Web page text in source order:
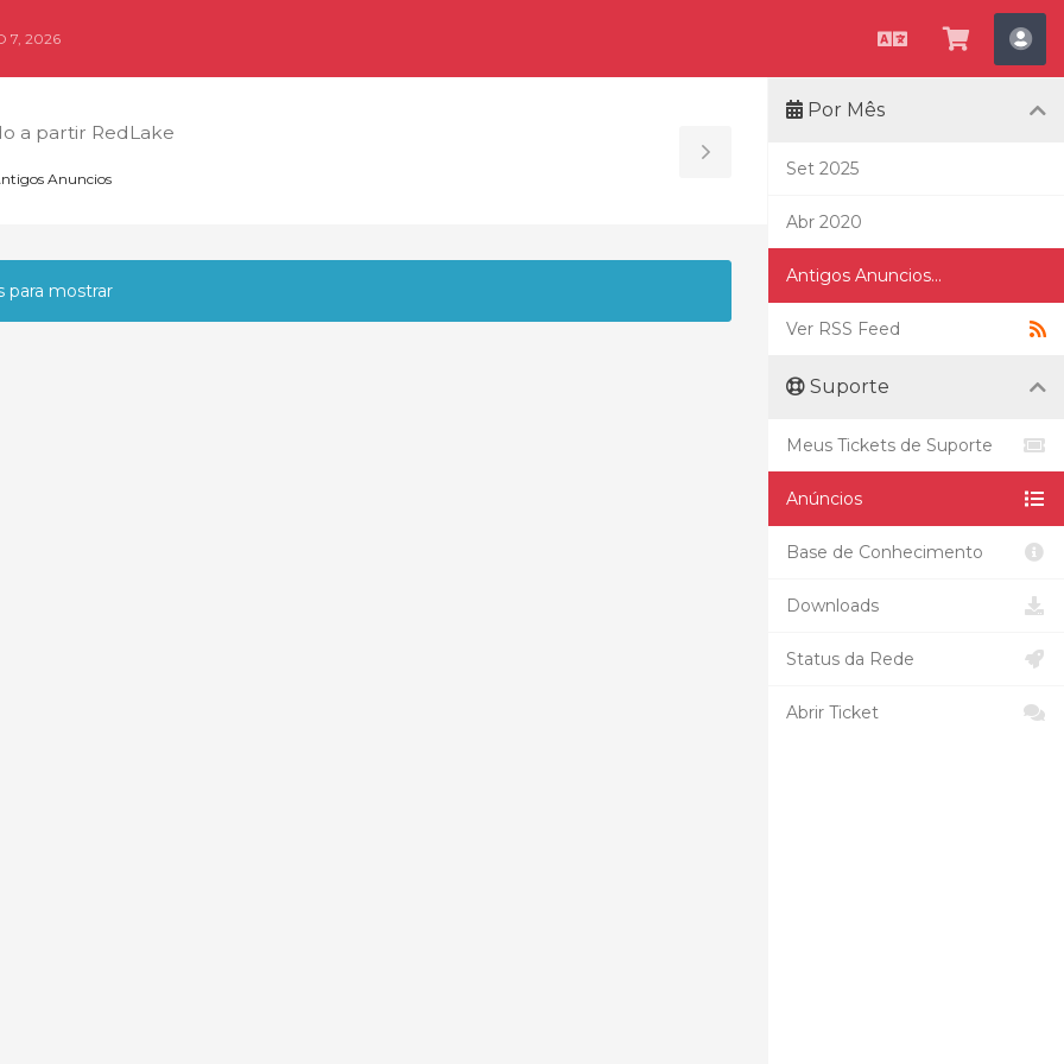
7, 2026
Português
carrinho
a partir RedLake
Anuncios
Toggle
Sidebar
para mostrar
Por Mês
Set 2025
Abr 2020
Antigos Anuncios...
Ver RSS Feed
Suporte
Meus Tickets de Suporte
Anúncios
Base de Conhecimento
Downloads
Status da Rede
Abrir Ticket